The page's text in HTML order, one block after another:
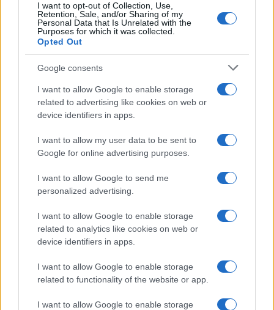
I want to opt-out of Collection, Use,
Retention, Sale, and/or Sharing of my
Personal Data that Is Unrelated with the
Purposes for which it was collected.
Opted Out
Google consents
I want to allow Google to enable storage
related to advertising like cookies on web or
device identifiers in apps.
I want to allow my user data to be sent to
Google for online advertising purposes.
I want to allow Google to send me
personalized advertising.
I want to allow Google to enable storage
related to analytics like cookies on web or
device identifiers in apps.
I want to allow Google to enable storage
related to functionality of the website or app.
I want to allow Google to enable storage
©2026 - rifaidate.it - p.iva 03338800984 Privacy